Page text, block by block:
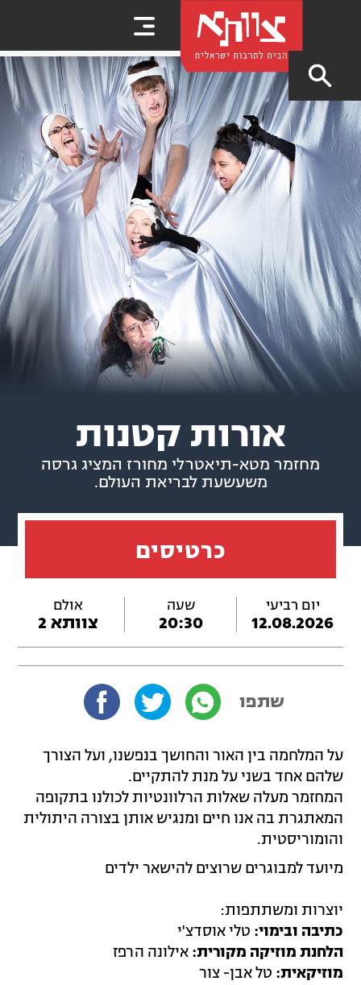
אורות קטנות
מחזמר מטא-תיאטרלי מחורז המציג גרסה
משעשעת לבריאת העולם.
כרטיסים
יום רביעי
12.08.2026
שעה
20:30
אולם
צוותא 2
שתפו
על המלחמה בין האור והחושך בנפשנו, ועל הצורך
שלהם אחד בשני על מנת להתקיים.
המחזמר מעלה שאלות הרלוונטיות לכולנו בתקופה
המאתגרת בה אנו חיים ומנגיש אותן בצורה היתולית
והומוריסטית.
מיועד למבוגרים שרוצים להישאר ילדים
יוצרות ומשתתפות:
כתיבה ובימוי: טלי אוסדצ'י
הלחנת מוזיקה מקורית: אילונה הרפז
מוזיקאית: טל אבן- צור